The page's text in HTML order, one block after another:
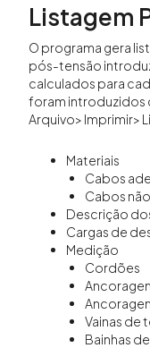
Listagem
O programa gera
pós-tensão
calculados para
foram introduzidos
Arquivo> Imprimir>
Materiais
Cabos
Cabos
Descrição
Cargas de
Medição
Cordões
Vainas de
Bainhas